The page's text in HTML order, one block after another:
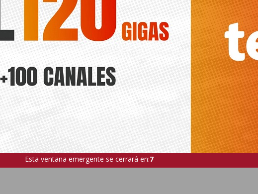
Esta ventana emergente se cerrará en:6